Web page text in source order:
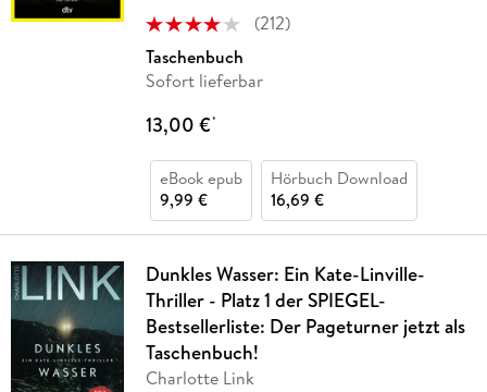
(212)
Taschenbuch
Sofort lieferbar
13,00 €*
eBook epub
9,99 €
Hörbuch Download
16,69 €
Dunkles Wasser: Ein Kate-Linville-
Thriller - Platz 1 der SPIEGEL-
Bestsellerliste: Der Pageturner jetzt als
Taschenbuch!
Charlotte Link